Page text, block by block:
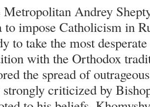
Metropolitan Andrey
to impose Catholicism in
to take the most
with the Orthodox
the spread of
strongly criticized by